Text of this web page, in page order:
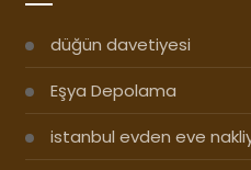
düğün davetiyesi
Eşya Depolama
istanbul evden eve